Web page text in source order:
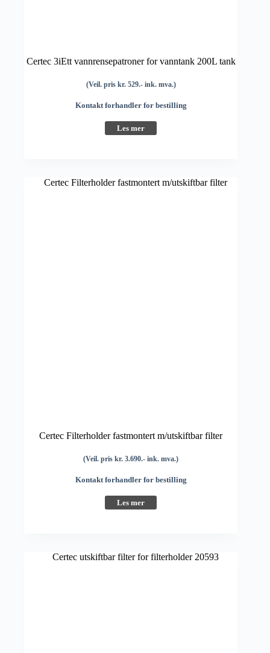
Certec 3iEtt vannrensepatroner for vanntank 200L tank
(Veil. pris kr. 529.- ink. mva.)
Kontakt forhandler for bestilling
Les mer
Certec Filterholder fastmontert m/utskiftbar filter
(Veil. pris kr. 3.690.- ink. mva.)
Kontakt forhandler for bestilling
Les mer